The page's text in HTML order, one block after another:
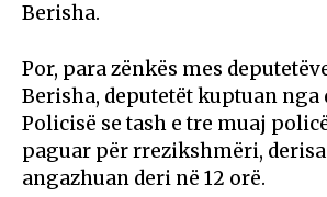
Berisha.
Por, para zënkës mes
Berisha, deputetët kuptuan
Policisë se tash e tre muaj
paguar për rrezikshmëri,
angazhuan deri në 12 orë.